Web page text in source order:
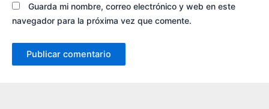
Guarda mi nombre, correo electrónico y web en este
navegador para la próxima vez que comente.